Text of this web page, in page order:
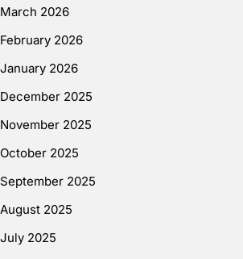
March 2026
February 2026
January 2026
December 2025
November 2025
October 2025
September 2025
August 2025
July 2025